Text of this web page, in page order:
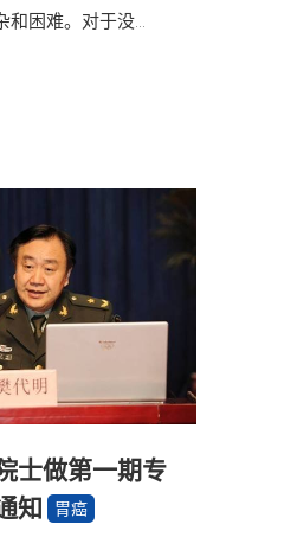
和困难。对于没...
士做第一期专
知
胃癌